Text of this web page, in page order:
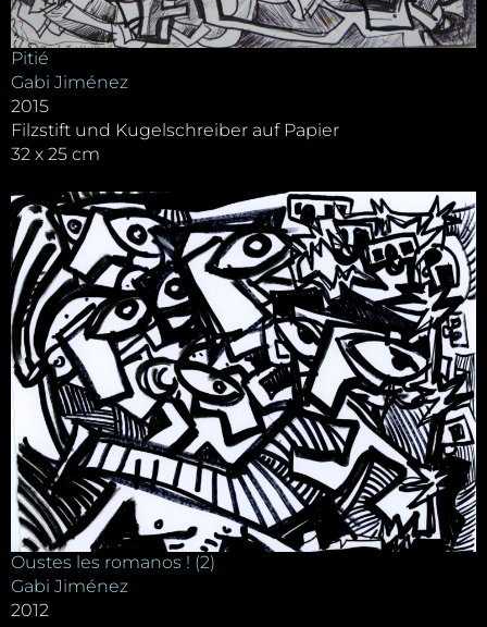
Pitié
Gabi Jiménez
2015
Filzstift und Kugelschreiber auf Papier
32 x 25 cm
Oustes les romanos ! (2)
Gabi Jiménez
2012